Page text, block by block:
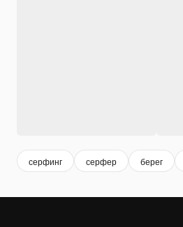
серфинг серфер берег